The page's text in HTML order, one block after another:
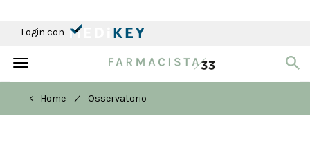
Login con
Toggle
< Home
/ Osservatorio